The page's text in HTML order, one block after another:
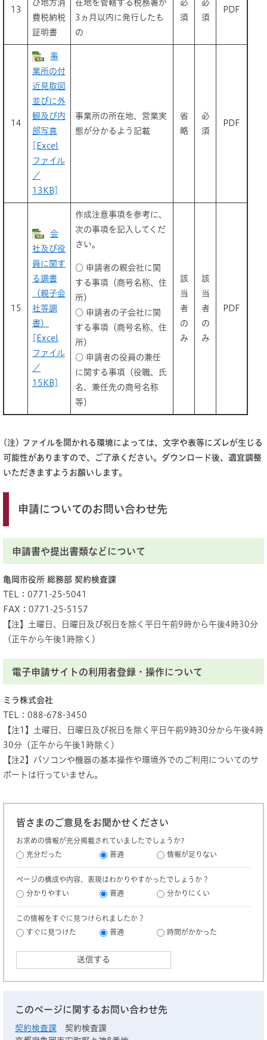
13
び地方消
費税納税
証明書
在地を管轄する税務署が
3ヵ月以内に発行したも
の
必
須
必
須
PDF
14
事
業所の付
近見取図
並びに外
観及び内
部写真
[Excel
ファイル
／
13KB]
事業所の所在地、営業実
態が分かるよう記載
省
略
必
須
PDF
15
会
社及び役
員に関す
る調書
（親子会
社等調
書）
[Excel
ファイル
／
15KB]
作成注意事項を参考に、
次の事項を記入してくだ
さい。
○ 申請者の親会社に関
する事項（商号名称、住
所）
○ 申請者の子会社に関
する事項（商号名称、住
所）
○ 申請者の役員の兼任
に関する事項（役職、氏
名、兼任先の商号名称
等）
該
当
者
の
み
該
当
者
の
み
PDF
(注) ファイルを開かれる環境によっては、文字や表等にズレが生じる
可能性がありますので、ご了承ください。ダウンロード後、適宜調整
いただきますようお願いします。
申請についてのお問い合わせ先
申請書や提出書類などについて
亀岡市役所 総務部 契約検査課
TEL：0771-25-5041
FAX：0771-25-5157
【注】土曜日、日曜日及び祝日を除く平日午前9時から午後4時30分
（正午から午後1時除く）
電子申請サイトの利用者登録・操作について
ミラ株式会社
TEL：088-678-3450
【注1】土曜日、日曜日及び祝日を除く平日午前9時30分から午後4時
30分（正午から午後1時除く）
【注2】パソコンや機器の基本操作や環境外でのご利用についてのサ
ポートは行っていません。
皆さまのご意見をお聞かせください
お求めの情報が充分掲載されていましたでしょうか?
充分だった
普通 情報が足りない
ページの構成や内容、表現はわかりやすかったでしょうか？
分かりやすい
普通 分かりにくい
この情報をすぐに見つけられましたか？
すぐに見つけた
普通 時間がかかった
このページに関するお問い合わせ先
契約検査課
契約検査課